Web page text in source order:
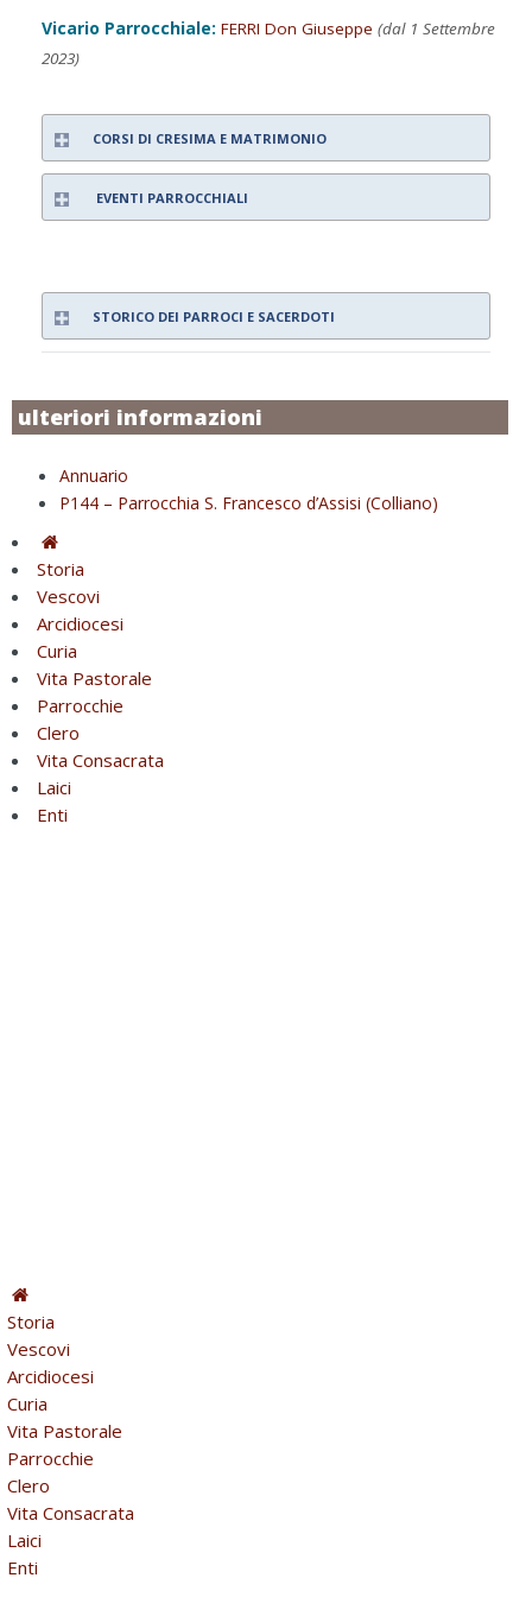
Vicario Parrocchiale: FERRI Don Giuseppe (dal 1 Settembre
2023)
CORSI DI CRESIMA E MATRIMONIO
EVENTI PARROCCHIALI
STORICO DEI PARROCI E SACERDOTI
ulteriori informazioni
Annuario
P144 – Parrocchia S. Francesco d’Assisi (Colliano)
Storia
Vescovi
Arcidiocesi
Curia
Vita Pastorale
Parrocchie
Clero
Vita Consacrata
Laici
Enti
Storia
Vescovi
Arcidiocesi
Curia
Vita Pastorale
Parrocchie
Clero
Vita Consacrata
Laici
Enti